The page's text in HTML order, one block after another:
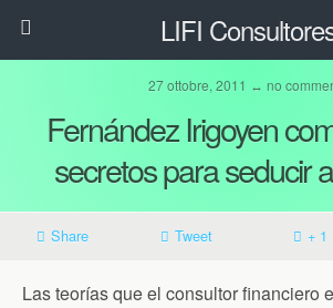
LIFI
27 ottobre, 2011 ↔ no
Fernández Irigoyen
secretos para seducir
Share Tweet + 1
Las teorías que el consultor financiero